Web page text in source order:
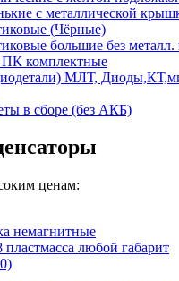
с металлической
(Чёрные)
большие без
комплектные
МЛТ,
в сборе (без АКБ)
ценам:
немагнитные
любой габарит